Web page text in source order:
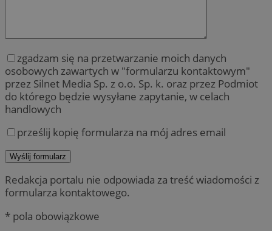
zgadzam się na przetwarzanie moich danych
osobowych zawartych w "formularzu kontaktowym"
przez Silnet Media Sp. z o.o. Sp. k. oraz przez Podmiot
do którego będzie wysyłane zapytanie, w celach
handlowych
prześlij kopię formularza na mój adres email
Redakcja portalu nie odpowiada za treść wiadomości z
formularza kontaktowego.
* pola obowiązkowe